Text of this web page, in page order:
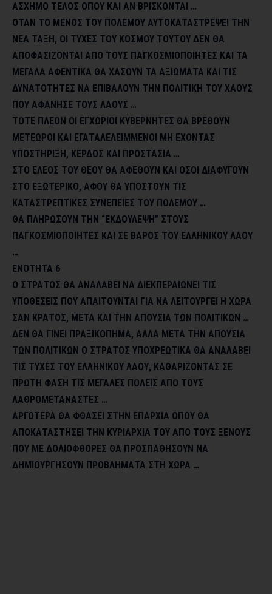
ΑΣΧΗΜΟ ΤΕΛΟΣ ΟΠΟΥ ΚΑΙ ΑΝ ΒΡΙΣΚΟΝΤΑΙ …
ΟΤΑΝ ΤΟ ΜΕΝΟΣ ΤΟΥ ΠΟΛΕΜΟΥ ΑΥΤΟΚΑΤΑΣΤΡΕΨΕΙ ΤΗΝ
ΝΕΑ ΤΑΞΗ, ΟΙ ΤΥΧΕΣ ΤΟΥ ΚΟΣΜΟΥ ΤΟΥΤΟΥ ΔΕΝ ΘΑ
ΑΠΟΦΑΣΙΖΟΝΤΑΙ ΑΠΟ ΤΟΥΣ ΠΑΓΚΟΣΜΙΟΠΟΙΗΤΕΣ ΚΑΙ ΤΑ
ΜΕΓΑΛΑ ΑΦΕΝΤΙΚΑ ΘΑ ΧΑΣΟΥΝ ΤΑ ΑΞΙΩΜΑΤΑ ΚΑΙ ΤΙΣ
ΔΥΝΑΤΟΤΗΤΕΣ ΝΑ ΕΠΙΒΑΛΟΥΝ ΤΗΝ ΠΟΛΙΤΙΚΗ ΤΟΥ ΧΑΟΥΣ
ΠΟΥ ΑΦΑΝΗΣΕ ΤΟΥΣ ΛΑΟΥΣ …
ΤΟΤΕ ΠΛΕΟΝ ΟΙ ΕΓΧΩΡΙΟΙ ΚΥΒΕΡΝΗΤΕΣ ΘΑ ΒΡΕΘΟΥΝ
ΜΕΤΕΩΡΟΙ ΚΑΙ ΕΓΑΤΑΛΕΛΕΙΜΜΕΝΟΙ ΜΗ ΕΧΟΝΤΑΣ
ΥΠΟΣΤΗΡΙΞΗ, ΚΕΡΔΟΣ ΚΑΙ ΠΡΟΣΤΑΣΙΑ …
ΣΤΟ ΕΛΕΟΣ ΤΟΥ ΘΕΟΥ ΘΑ ΑΦΕΘΟΥΝ ΚΑΙ ΟΣΟΙ ΔΙΑΦΥΓΟΥΝ
ΣΤΟ ΕΞΩΤΕΡΙΚΟ, ΑΦΟΥ ΘΑ ΥΠΟΣΤΟΥΝ ΤΙΣ
ΚΑΤΑΣΤΡΕΠΤΙΚΕΣ ΣΥΝΕΠΕΙΕΣ ΤΟΥ ΠΟΛΕΜΟΥ …
ΘΑ ΠΛΗΡΩΣΟΥΝ ΤΗΝ “ΕΚΔΟΥΛΕΨΗ” ΣΤΟΥΣ
ΠΑΓΚΟΣΜΙΟΠΟΙΗΤΕΣ ΚΑΙ ΣΕ ΒΑΡΟΣ ΤΟΥ ΕΛΛΗΝΙΚΟΥ ΛΑΟΥ
…
ΕΝΟΤΗΤΑ 6
Ο ΣΤΡΑΤΟΣ ΘΑ ΑΝΑΛΑΒΕΙ ΝΑ ΔΙΕΚΠΕΡΑΙΩΝΕΙ ΤΙΣ
ΥΠΟΘΕΣΕΙΣ ΠΟΥ ΑΠΑΙΤΟΥΝΤΑΙ ΓΙΑ ΝΑ ΛΕΙΤΟΥΡΓΕΙ Η ΧΩΡΑ
ΣΑΝ ΚΡΑΤΟΣ, ΜΕΤΑ ΚΑΙ ΤΗΝ ΑΠΟΥΣΙΑ ΤΩΝ ΠΟΛΙΤΙΚΩΝ …
ΔΕΝ ΘΑ ΓΙΝΕΙ ΠΡΑΞΙΚΟΠΗΜΑ, ΑΛΛΑ ΜΕΤΑ ΤΗΝ ΑΠΟΥΣΙΑ
ΤΩΝ ΠΟΛΙΤΙΚΩΝ Ο ΣΤΡΑΤΟΣ ΥΠΟΧΡΕΩΤΙΚΑ ΘΑ ΑΝΑΛΑΒΕΙ
ΤΙΣ ΤΥΧΕΣ ΤΟΥ ΕΛΛΗΝΙΚΟΥ ΛΑΟΥ, ΚΑΘΑΡΙΖΟΝΤΑΣ ΣΕ
ΠΡΩΤΗ ΦΑΣΗ ΤΙΣ ΜΕΓΑΛΕΣ ΠΟΛΕΙΣ ΑΠΟ ΤΟΥΣ
ΛΑΘΡΟΜΕΤΑΝΑΣΤΕΣ …
ΑΡΓΟΤΕΡΑ ΘΑ ΦΘΑΣΕΙ ΣΤΗΝ ΕΠΑΡΧΙΑ ΟΠΟΥ ΘΑ
ΑΠΟΚΑΤΑΣΤΗΣΕΙ ΤΗΝ ΚΥΡΙΑΡΧΙΑ ΤΟΥ ΑΠΟ ΤΟΥΣ ΞΕΝΟΥΣ
ΠΟΥ ΜΕ ΔΟΛΙΟΦΘΟΡΕΣ ΘΑ ΠΡΟΣΠΑΘΗΣΟΥΝ ΝΑ
ΔΗΜΙΟΥΡΓΗΣΟΥΝ ΠΡΟΒΛΗΜΑΤΑ ΣΤΗ ΧΩΡΑ …